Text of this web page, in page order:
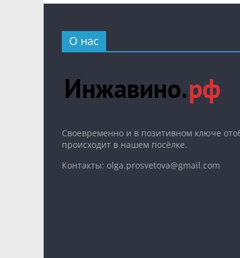
О нас
Cвоевременно и в позитивном ключе
происходит в нашем посёлке.
Контакты: olga.prosvetova@gmail.com